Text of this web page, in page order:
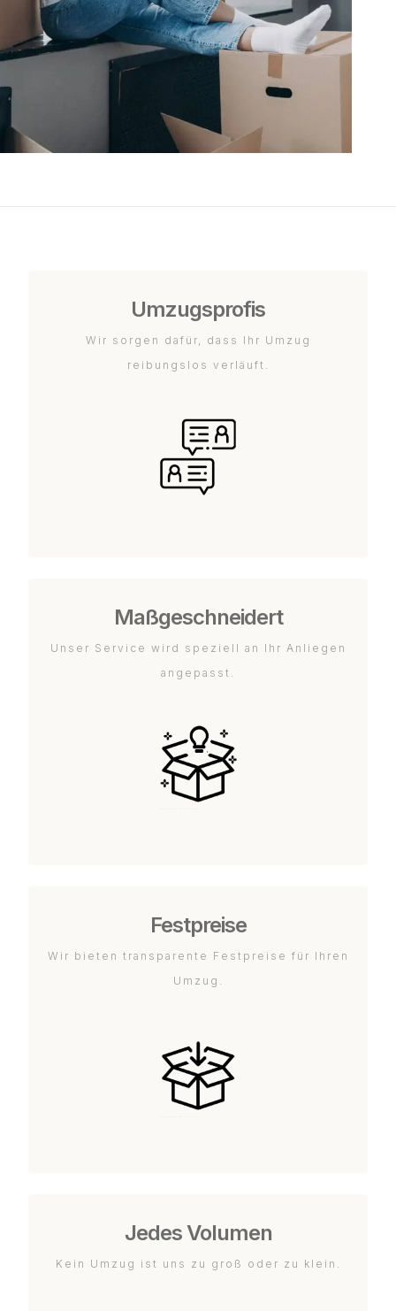
Umzugsprofis
Wir sorgen dafür, dass Ihr Umzug
reibungslos verläuft.
Maßgeschneidert
Unser Service wird speziell an Ihr Anliegen
angepasst.
Festpreise
Wir bieten transparente Festpreise für Ihren
Umzug.
Jedes Volumen
Kein Umzug ist uns zu groß oder zu klein.